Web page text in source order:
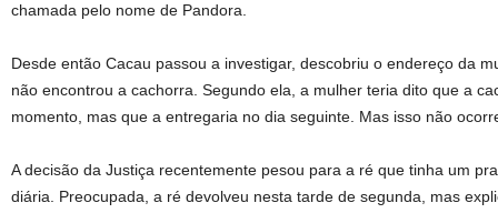
chamada pelo nome de Pandora.
Desde então Cacau passou a investigar, descobriu o endereço da
não encontrou a cachorra. Segundo ela, a mulher teria dito que a
momento, mas que a entregaria no dia seguinte. Mas isso não
A decisão da Justiça recentemente pesou para a ré que tinha um
diária. Preocupada, a ré devolveu nesta tarde de segunda, mas